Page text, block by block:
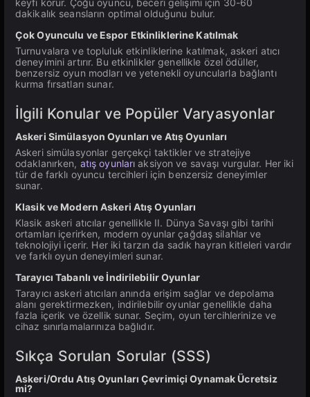
keyfi korur. Çoğu oyuncu, beceri gelişimi için 30-60
dakikalık seansların optimal olduğunu bulur.
Çok Oyunculu ve Espor Etkinliklerine Katılmak
Turnuvalara ve topluluk etkinliklerine katılmak, askeri atıcı
deneyimini artırır. Bu etkinlikler genellikle özel ödüller,
benzersiz oyun modları ve yetenekli oyuncularla bağlantı
kurma fırsatları sunar.
İlgili Konular ve Popüler Varyasyonlar
Askeri Simülasyon Oyunları ve Atış Oyunları
Askeri simülasyonlar gerçekçi taktikler ve stratejiye
odaklanırken, atış oyunları aksiyon ve savaşı vurgular. Her iki
tür de farklı oyuncu tercihleri için benzersiz deneyimler
sunar.
Klasik ve Modern Askeri Atış Oyunları
Klasik askeri atıcılar genellikle II. Dünya Savaşı gibi tarihi
ortamları içerirken, modern oyunlar çağdaş silahlar ve
teknolojiyi içerir. Her iki tarzın da sadık hayran kitleleri vardır
ve farklı oyun deneyimleri sunar.
Tarayıcı Tabanlı ve İndirilebilir Oyunlar
Tarayıcı askeri atıcıları anında erişim sağlar ve depolama
alanı gerektirmezken, indirilebilir oyunlar genellikle daha
fazla içerik ve özellik sunar. Seçim, oyun tercihlerinize ve
cihaz sınırlamalarınıza bağlıdır.
Sıkça Sorulan Sorular (SSS)
Askeri/Ordu Atış Oyunları Çevrimiçi Oynamak Ücretsiz
mi?